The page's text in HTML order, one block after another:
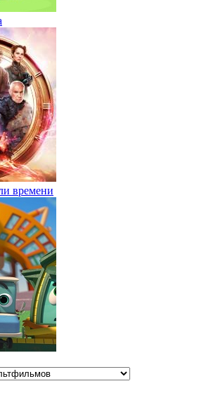
времени